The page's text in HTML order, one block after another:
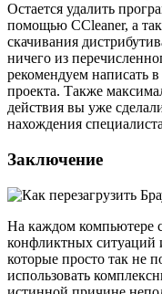
Остается удалить
помощью CCleaner, а
скачивания
ничего из
рекомендуем написать
проекта. Также
действия вы уже
нахождения
Заключение
На каждом компьютере
конфликтных ситуаций
которые просто так не
использовать